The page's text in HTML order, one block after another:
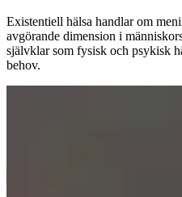
Existentiell hälsa handlar om
avgörande dimension i
självklar som fysisk och psykisk
behov.